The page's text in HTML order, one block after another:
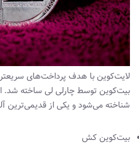
لایت‌کوین با هدف پرداخت‌های
بیت‌کوین توسط چارلی لی ساخته شد.
شناخته می‌شود و یکی از
بیت‌کوین کش